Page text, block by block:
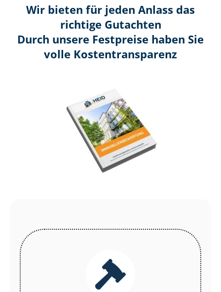
Wir bieten für jeden Anlass das
richtige Gutachten
Durch unsere Festpreise haben Sie
volle Kosten­transparenz